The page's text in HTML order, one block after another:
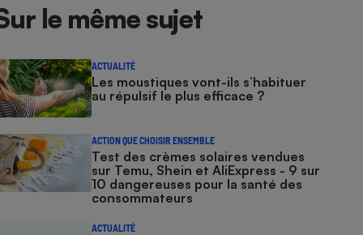
le même sujet
ACTUALITÉ
Les moustiques vont-ils s’habituer
au répulsif le plus efficace ?
ACTION QUE CHOISIR ENSEMBLE
Test des crèmes solaires vendues
sur Temu, Shein et AliExpress - 9 sur
10 dangereuses pour la santé des
consommateurs
ACTUALITÉ